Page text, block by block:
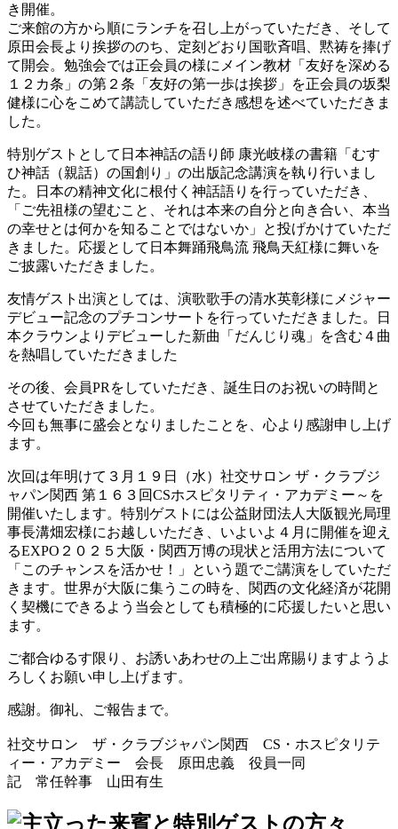
き開催。
ご来館の方から順にランチを召し上がっていただき、そして
原田会長より挨拶ののち、定刻どおり国歌斉唱、黙祷を捧げ
て開会。勉強会では正会員の様にメイン教材「友好を深める
１２カ条」の第２条「友好の第一歩は挨拶」を正会員の坂梨
健様に心をこめて講読していただき感想を述べていただきま
した。
特別ゲストとして日本神話の語り師 康光岐様の書籍「むす
ひ神話（親話）の国創り」の出版記念講演を執り行いまし
た。日本の精神文化に根付く神話語りを行っていただき、
「ご先祖様の望むこと、それは本来の自分と向き合い、本当
の幸せとは何かを知ることではないか」と投げかけていただ
きました。応援として日本舞踊飛鳥流 飛鳥天紅様に舞いを
ご披露いただきました。
友情ゲスト出演としては、演歌歌手の清水英彰様にメジャー
デビュー記念のプチコンサートを行っていただきました。日
本クラウンよりデビューした新曲「だんじり魂」を含む４曲
を熱唱していただきました
その後、会員PRをしていただき、誕生日のお祝いの時間と
させていただきました。
今回も無事に盛会となりましたことを、心より感謝申し上げ
ます。
次回は年明けて３月１９日（水）社交サロン ザ・クラブジ
ャパン関西 第１６３回CSホスピタリティ・アカデミー～を
開催いたします。特別ゲストには公益財団法人大阪観光局理
事長溝畑宏様にお越しいただき、いよいよ４月に開催を迎え
るEXPO２０２５大阪・関西万博の現状と活用方法について
「このチャンスを活かせ！」という題でご講演をしていただ
きます。世界が大阪に集うこの時を、関西の文化経済が花開
く契機にできるよう当会としても積極的に応援したいと思い
ます。
ご都合ゆるす限り、お誘いあわせの上ご出席賜りますようよ
ろしくお願い申し上げます。
感謝。御礼、ご報告まで。
社交サロン ザ・クラブジャパン関西 CS・ホスピタリテ
ィー・アカデミー 会長 原田忠義 役員一同
記 常任幹事 山田有生